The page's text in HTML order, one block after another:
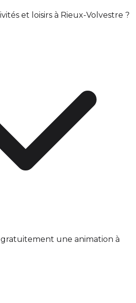
et loisirs à Rieux-Volvestre ?
une animation à